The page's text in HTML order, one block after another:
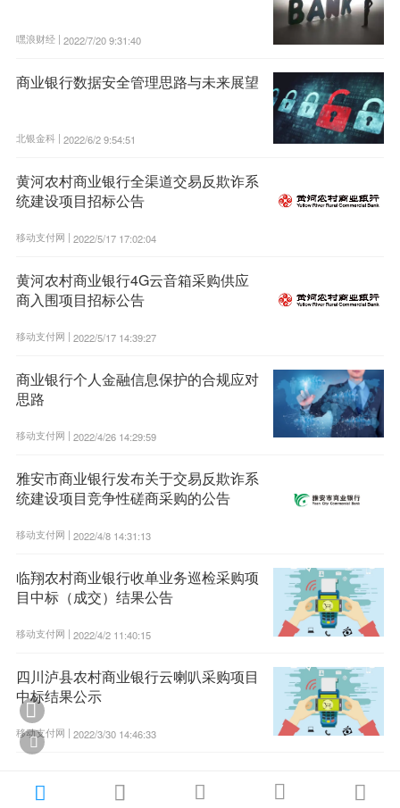
嘿浪财经 | 2022/7/20 9:31:40
商业银行数据安全管理思路与未来展望
北银金科 | 2022/6/2 9:54:51
黄河农村商业银行全渠道交易反欺诈系
统建设项目招标公告
移动支付网 | 2022/5/17 17:02:04
黄河农村商业银行4G云音箱采购供应
商入围项目招标公告
移动支付网 | 2022/5/17 14:39:27
商业银行个人金融信息保护的合规应对
思路
移动支付网 | 2022/4/26 14:29:59
雅安市商业银行发布关于交易反欺诈系
统建设项目竞争性磋商采购的公告
移动支付网 | 2022/4/8 14:31:13
临翔农村商业银行收单业务巡检采购项
目中标（成交）结果公告
移动支付网 | 2022/4/2 11:40:15
四川泸县农村商业银行云喇叭采购项目
中标结果公示
移动支付网 | 2022/3/30 14:46:33
    

